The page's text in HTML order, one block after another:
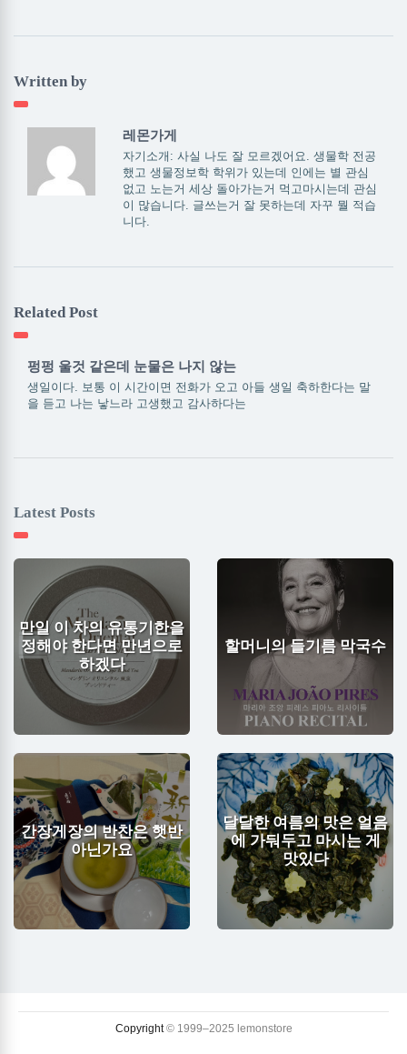
Written by
레몬가게
자기소개: 사실 나도 잘 모르겠어요. 생물학 전공
했고 생물정보학 학위가 있는데 인에는 별 관심
없고 노는거 세상 돌아가는거 먹고마시는데 관심
이 많습니다. 글쓰는거 잘 못하는데 자꾸 뭘 적습
니다.
Related Post
펑펑 울것 같은데 눈물은 나지 않는
생일이다. 보통 이 시간이면 전화가 오고 아들 생일 축하한다는 말
을 듣고 나는 낳느라 고생했고 감사하다는
Latest Posts
만일 이 차의 유통기한을
정해야 한다면 만년으로
하겠다
할머니의 들기름 막국수
간장게장의 반찬은 햇반
아닌가요
달달한 여름의 맛은 얼음
에 가둬두고 마시는 게
맛있다
Copyright© 1999–2025 lemonstore